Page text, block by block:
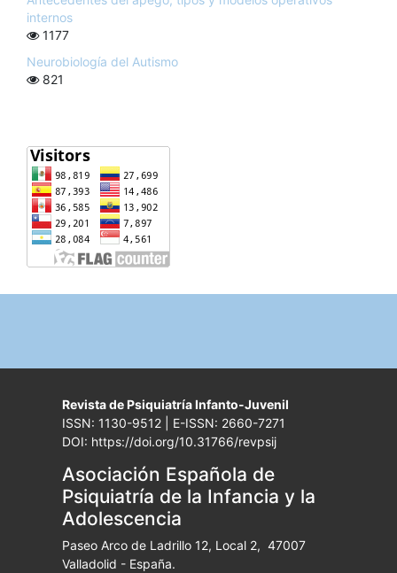
internos
1177
Neurobiología del Autismo
821
Revista de Psiquiatría Infanto-Juvenil
ISSN: 1130-9512 | E-ISSN: 2660-7271
DOI: https://doi.org/10.31766/revpsij
Asociación Española de
Psiquiatría de la Infancia y la
Adolescencia
Paseo Arco de Ladrillo 12, Local 2, 47007
Valladolid - España.